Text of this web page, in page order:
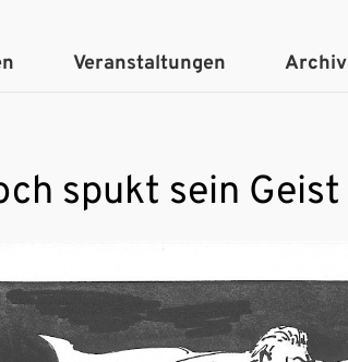
Veranstaltungen Archiv
spukt sein Geist